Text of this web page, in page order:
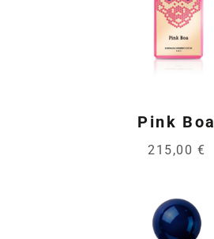
Pink Boa
215,00 €